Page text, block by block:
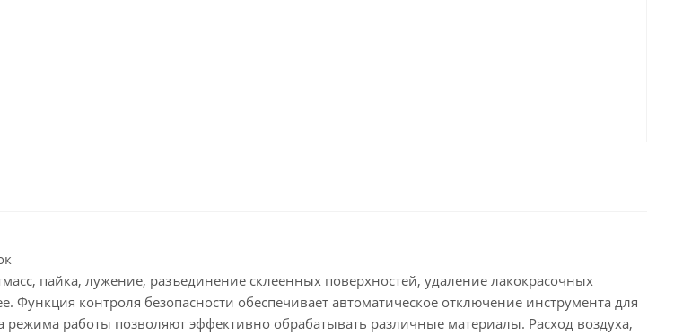
пайка, лужение, разъединение склеенных поверхностей, удаление лакокрасочных
контроля безопасности обеспечивает автоматическое отключение инструмента для
режима работы позволяют эффективно обрабатывать различные материалы. Расход воздуха,